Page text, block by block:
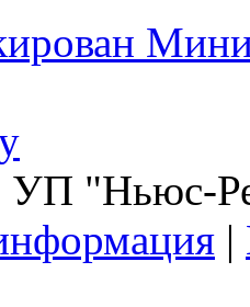
УП "Ньюс-
|